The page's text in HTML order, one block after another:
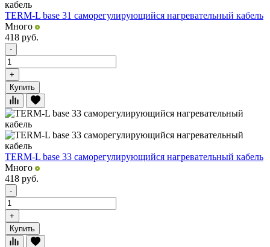
TERM-L base 31 саморегулирующийся нагревательный кабель
Много
418 руб.
-
+
Купить
TERM-L base 33 саморегулирующийся нагревательный кабель
Много
418 руб.
-
+
Купить